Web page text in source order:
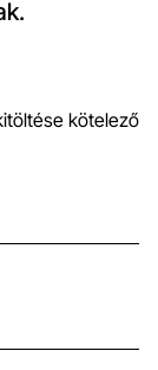
kötelező